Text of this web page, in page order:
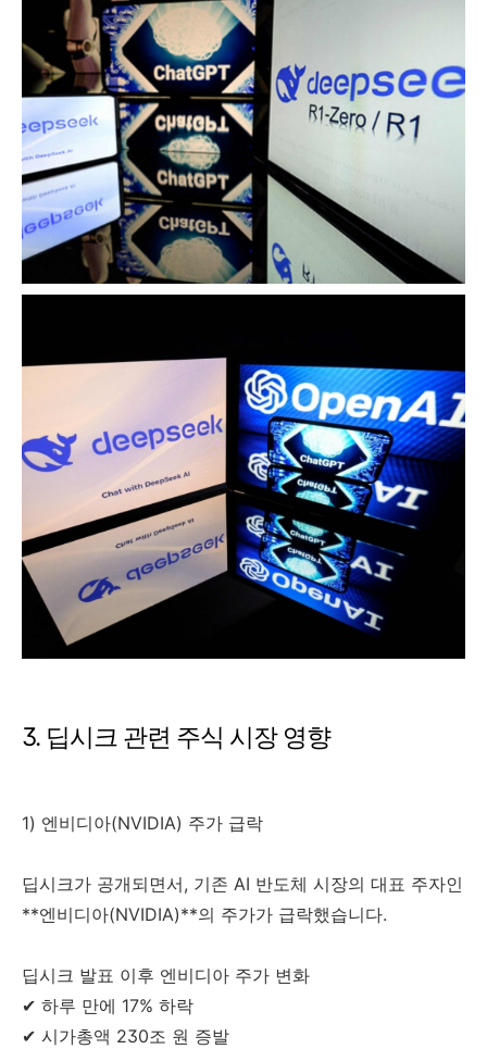
3. 딥시크 관련 주식 시장 영향
1) 엔비디아(NVIDIA) 주가 급락
딥시크가 공개되면서, 기존 AI 반도체 시장의 대표 주자인
**엔비디아(NVIDIA)**의 주가가 급락했습니다.
딥시크 발표 이후 엔비디아 주가 변화
✔ 하루 만에 17% 하락
✔ 시가총액 230조 원 증발